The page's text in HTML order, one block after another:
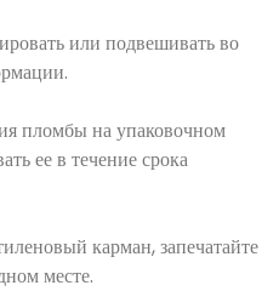
или подвешивать во
пломбы на упаковочном
ее в течение срока
карман, запечатайте
месте.